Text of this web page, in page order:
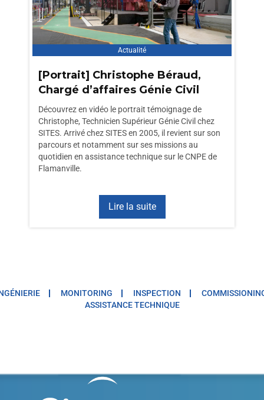
Actualité
[Portrait] Christophe Béraud,
Chargé d’affaires Génie Civil
Découvrez en vidéo le portrait témoignage de
Christophe, Technicien Supérieur Génie Civil chez
SITES. Arrivé chez SITES en 2005, il revient sur son
parcours et notamment sur ses missions au
quotidien en assistance technique sur le CNPE de
Flamanville.
Lire la suite
MONITORING INSPECTION
ASSISTANCE TECHNIQUE